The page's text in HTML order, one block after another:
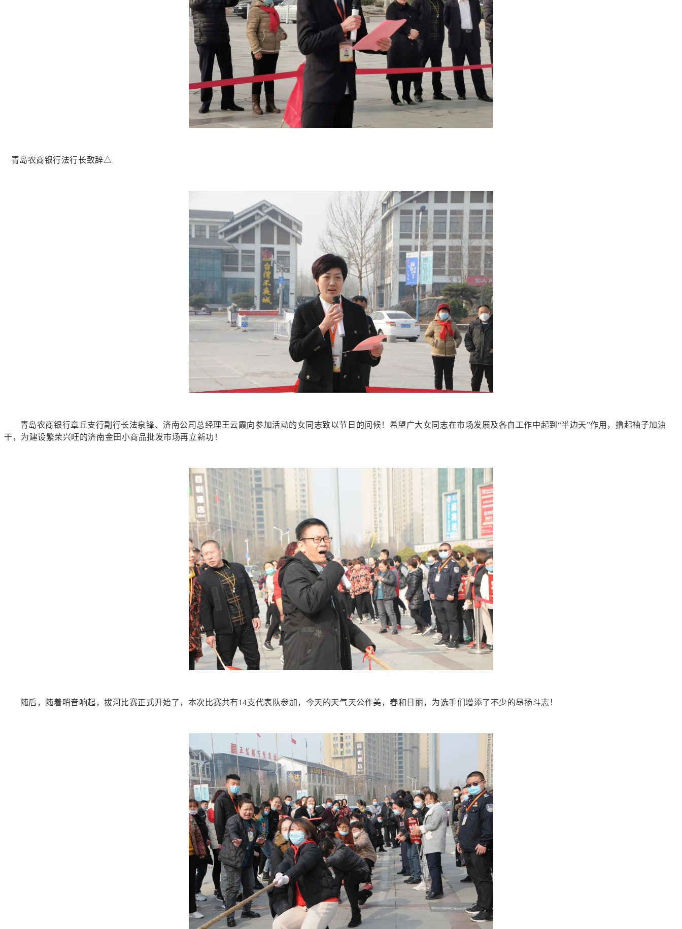
青岛农商银行法行长致辞△
青岛农商银行章丘支行副行长法泉锋、济南公司总经理王云霞向参加活动的女同志致以节日的问候！希望广大女同志在市场发展及各自工作中起到“半边天”作用，撸起袖子加油
干，为建设繁荣兴旺的济南金田小商品批发市场再立新功！
随后，随着哨音响起，拔河比赛正式开始了，本次比赛共有14支代表队参加，今天的天气天公作美，春和日丽，为选手们增添了不少的昂扬斗志！